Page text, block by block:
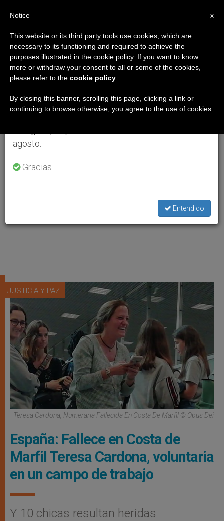
JUSTICIA Y PAZ
Teresa Cardona, Numeraria Fallecida En Costa De Marfil © Opus Dei
España: Fallece en Costa de
Marfil Teresa Cardona, voluntaria
en un campo de trabajo
Y 10 chicas resultan heridas
×
Aviso importante
Del 27 de julio al 7 de agosto haremos la pausa
anual, aprovechando que en el periodo de verano
se generan menos informaciones y también el
agosto.
Gracias.
Entendido
x
Notice
This website or its third party tools use cookies, which are
necessary to its functioning and required to achieve the
purposes illustrated in the cookie policy. If you want to know
more or withdraw your consent to all or some of the cookies,
please refer to the cookie policy
By closing this banner, scrolling this page, clicking a link or
continuing to browse otherwise, you agree to the use of cookies.